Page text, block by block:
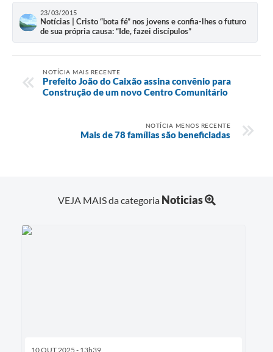
23/03/2015
Notícias | Cristo “bota fé” nos jovens e confia-lhes o futuro
de sua própria causa: “Ide, fazei discípulos”
NOTÍCIA MAIS RECENTE
Prefeito João do Caixão assina convênio para
Construção de um novo Centro Comunitário
NOTÍCIA MENOS RECENTE
Mais de 78 famílias são beneficiadas
VEJA MAIS da categoria Noticias
10 OUT 2025 - 13h39